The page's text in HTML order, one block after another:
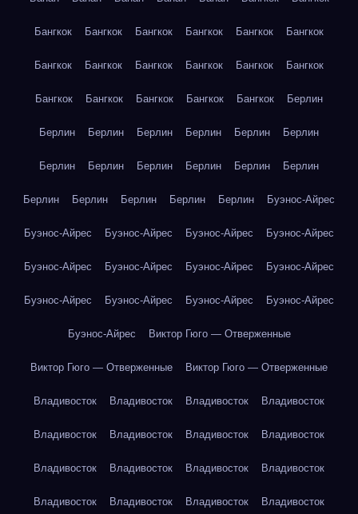
Бангкок Бангкок Бангкок Бангкок Бангкок Бангкок
Бангкок Бангкок Бангкок Бангкок Бангкок Бангкок
Бангкок Бангкок Бангкок Бангкок Бангкок Берлин
Берлин Берлин Берлин Берлин Берлин Берлин
Берлин Берлин Берлин Берлин Берлин Берлин
Берлин Берлин Берлин Берлин Берлин Буэнос-Айрес
Буэнос-Айрес Буэнос-Айрес Буэнос-Айрес Буэнос-Айрес
Буэнос-Айрес Буэнос-Айрес Буэнос-Айрес Буэнос-Айрес
Буэнос-Айрес Буэнос-Айрес Буэнос-Айрес Буэнос-Айрес
Буэнос-Айрес Виктор Гюго — Отверженные
Виктор Гюго — Отверженные Виктор Гюго — Отверженные
Владивосток Владивосток Владивосток Владивосток
Владивосток Владивосток Владивосток Владивосток
Владивосток Владивосток Владивосток Владивосток
Владивосток Владивосток Владивосток Владивосток